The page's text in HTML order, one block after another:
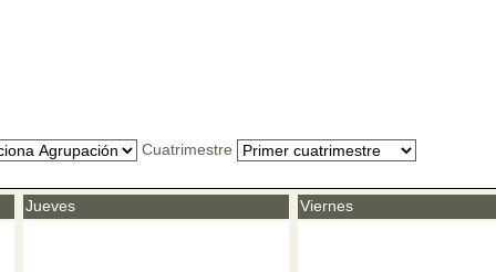
Cuatrimestre
Jueves Viernes